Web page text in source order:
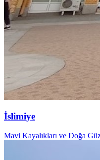
İslimiye
Mavi Kayalıkları ve Doğa